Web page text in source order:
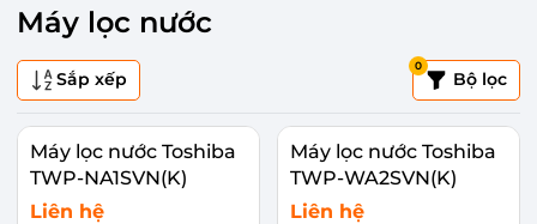
Máy lọc nước
Sắp xếp Bộ lọc
0
Máy lọc nước Toshiba
TWP-NA1SVN(K)
Liên hệ
Máy lọc nước Toshiba
TWP-WA2SVN(K)
Liên hệ